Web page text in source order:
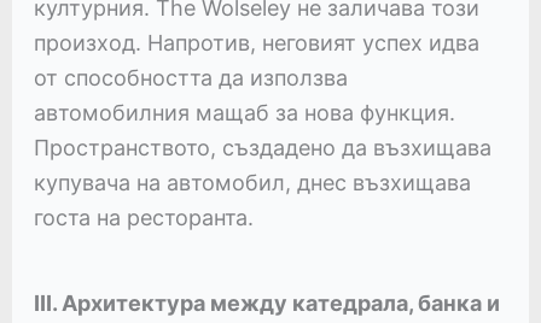
културния. The Wolseley не заличава този
произход. Напротив, неговият успех идва
от способността да използва
автомобилния мащаб за нова функция.
Пространството, създадено да възхищава
купувача на автомобил, днес възхищава
госта на ресторанта.
III. Архитектура между катедрала, банка и